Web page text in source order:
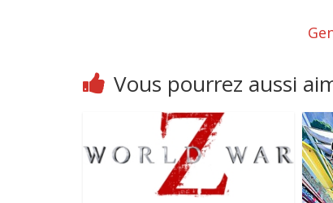
Vous pourrez aussi